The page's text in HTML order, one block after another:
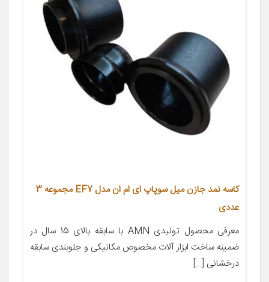
کاسه نمد جازن میل سوپاپ ای ام ان مدل EF7 مجموعه 3
عددی
معرفی محصول تولیدی AMN با سابقه بالای 15 سال در
ضمینه ساخت ابزار آلات مخصوص مکانیکی و جلوبندی سابقه
درخشانی […]